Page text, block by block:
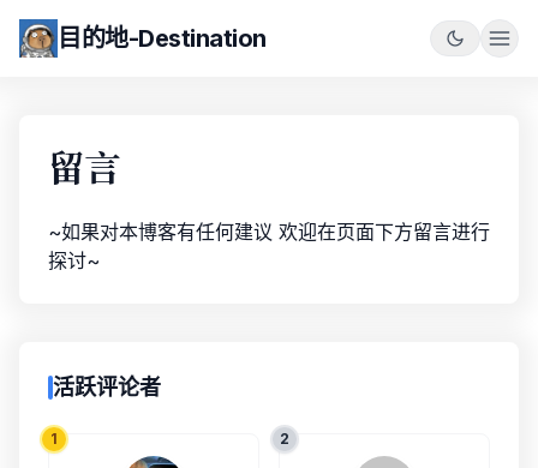
目的地-Destination
留言
~如果对本博客有任何建议 欢迎在页面下方留言进行
探讨~
活跃评论者
1 2